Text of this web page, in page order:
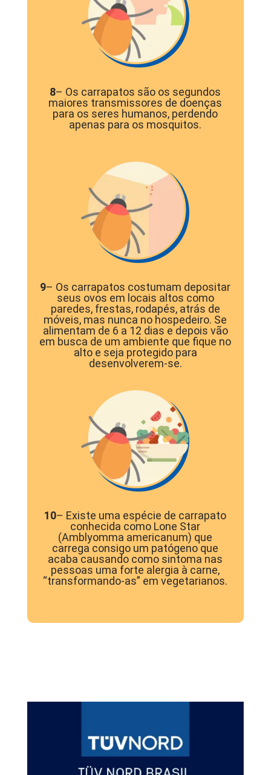
8– Os carrapatos são os segundos
maiores transmissores de doenças
para os seres humanos, perdendo
apenas para os mosquitos.
9– Os carrapatos costumam depositar
seus ovos em locais altos como
paredes, frestas, rodapés, atrás de
móveis, mas nunca no hospedeiro. Se
alimentam de 6 a 12 dias e depois vão
em busca de um ambiente que fique no
alto e seja protegido para
desenvolverem-se.
10– Existe uma espécie de carrapato
conhecida como Lone Star
(Amblyomma americanum) que
carrega consigo um patógeno que
acaba causando como sintoma nas
pessoas uma forte alergia à carne,
“transformando-as” em vegetarianos.